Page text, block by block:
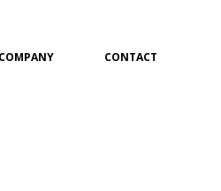
COMPANY CONTACT